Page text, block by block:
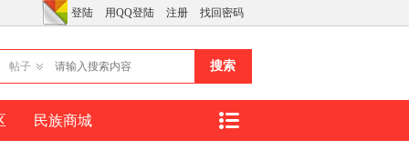
登陆 用QQ登陆 注册 找回密码
帖子 搜索
民族商城